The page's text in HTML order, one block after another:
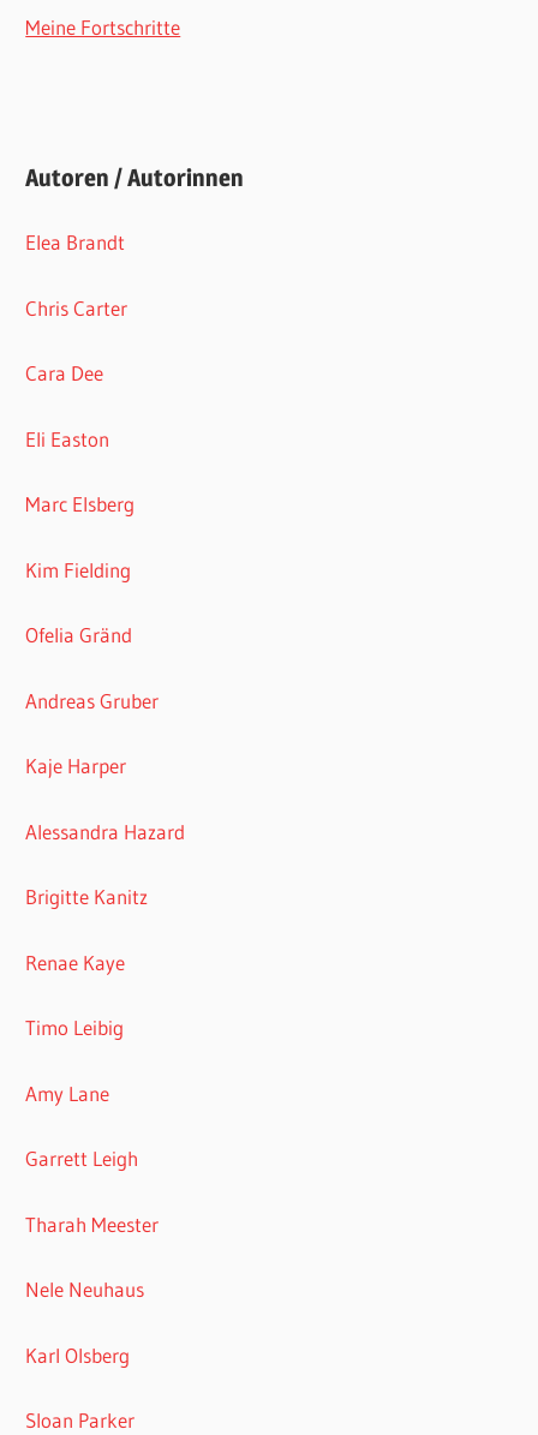
Meine Fortschritte
Autoren / Autorinnen
Elea Brandt
Chris Carter
Cara Dee
Eli Easton
Marc Elsberg
Kim Fielding
Ofelia Gränd
Andreas Gruber
Kaje Harper
Alessandra Hazard
Brigitte Kanitz
Renae Kaye
Timo Leibig
Amy Lane
Garrett Leigh
Tharah Meester
Nele Neuhaus
Karl Olsberg
Sloan Parker